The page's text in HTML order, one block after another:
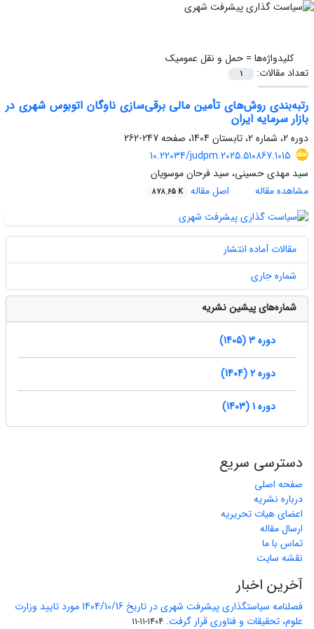
کلیدواژه‌ها =حمل و نقل عمومیک
تعداد مقالات:
1
رتبه‌بندی روش‌های تأمین مالی برقی‌سازی ناوگان اتوبوس شهری در
بازار سرمایه ایران
دوره 2، شماره 2، تابستان 1404، صفحه
247-262
10.22034/judpm.2025.510867.1015
سید مهدی حسینی، سید فرحان موسویان
مشاهده مقاله
اصل مقاله 878.65 K
مقالات آماده انتشار
شماره جاری
شماره‌های پیشین نشریه
دوره 3 (1405)
دوره 2 (1404)
دوره 1 (1403)
دسترسی سریع
صفحه اصلی
درباره نشریه
اعضای هیات تحریریه
ارسال مقاله
تماس با ما
نقشه سایت
آخرین اخبار
فصلنامه سیاستگذاری پیشرفت شهری در تاریخ 1404/10/16 مورد تایید وزارت
علوم، تحقیقات و فناوری قرار گرفت. 1404-11-11